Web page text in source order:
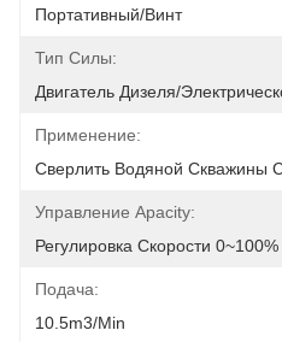
Портативный/винт
Тип Силы:
Двигатель Дизеля/
Применение:
Сверлить Водяной Скважины
Управление Apacity:
Регулировка Скорости
Подача:
10.5m3/min